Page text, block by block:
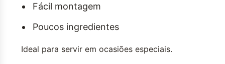
Fácil montagem
Poucos ingredientes
Ideal para servir em ocasiões especiais.